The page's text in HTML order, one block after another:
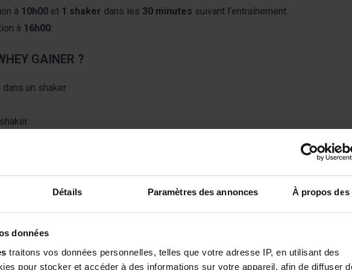
Détails Paramètres des annonces À propos des
données
traitons vos données personnelles, telles que votre adresse IP, en utilisant des
pour stocker et accéder à des informations sur votre appareil, afin de diffuser
à 10h00 et 1 shaker dans les 30 minutes suivant l’entraînement.
à 16h00
GAINER ?
un shaker.
protéines et en glucides.
, proposant des produits formulés en laboratoire et testés par des
les sportifs dans leurs objectifs.
pour boisson en poudre, saveur chocolat.